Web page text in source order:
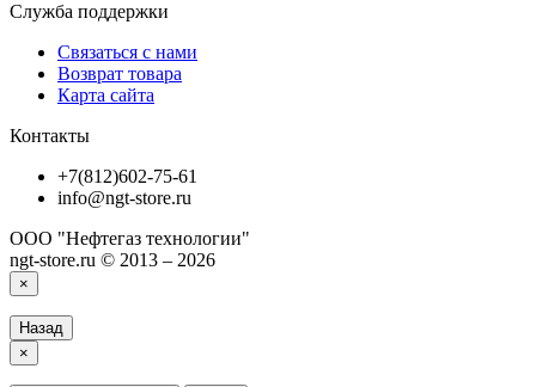
Служба поддержки
Связаться с нами
Возврат товара
Карта сайта
Контакты
+7(812)602-75-61
info@ngt-store.ru
ООО "Нефтегаз технологии"
ngt-store.ru © 2013 – 2026
×
Назад
×